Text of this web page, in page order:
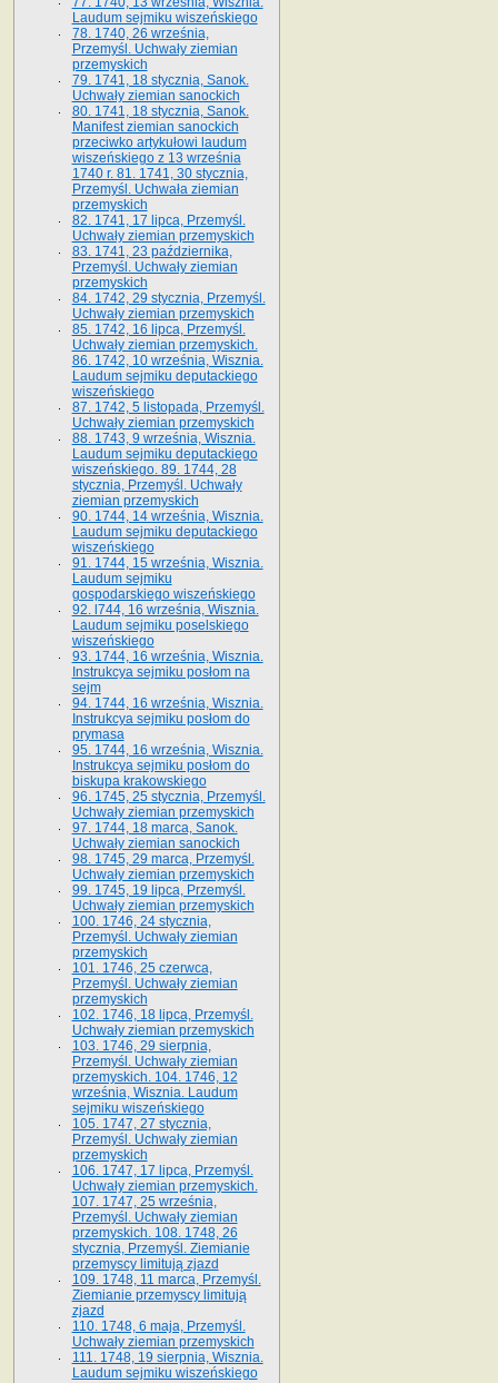
Laudum sejmiku wiszeńskiego
78. 1740, 26 września,
Przemyśl. Uchwały ziemian
przemyskich
79. 1741, 18 stycznia, Sanok.
Uchwały ziemian sanockich
80. 1741, 18 stycznia, Sanok.
Manifest ziemian sanockich
przeciwko artykułowi laudum
wiszeńskiego z 13 wrze­śnia
1740 r. 81. 1741, 30 stycznia,
Przemyśl. Uchwała ziemian
przemyskich
82. 1741, 17 lipca, Przemyśl.
Uchwały ziemian przemyskich
83. 1741, 23 października,
Przemyśl. Uchwały ziemian
przemyskich
84. 1742, 29 stycznia, Przemyśl.
Uchwały ziemian przemyskich
85. 1742, 16 lipca, Przemyśl.
Uchwały ziemian przemyskich.
86. 1742, 10 września, Wisznia.
Laudum sejmiku deputackiego
wiszeńskiego
87. 1742, 5 listopada, Przemyśl.
Uchwały ziemian przemyskich
88. 1743, 9 września, Wisznia.
Laudum sejmiku deputackiego
wiszeńskiego. 89. 1744, 28
stycznia, Przemyśl. Uchwały
ziemian przemyskich
90. 1744, 14 września, Wisznia.
Laudum sejmiku deputackiego
wiszeńskiego
91. 1744, 15 września, Wisznia.
Laudum sejmiku
gospodarskiego wiszeńskiego
92. l744, 16 września, Wisznia.
Laudum sejmiku poselskiego
wiszeńskiego
93. 1744, 16 września, Wisznia.
Instrukcya sejmiku posłom na
sejm
94. 1744, 16 września, Wisznia.
Instrukcya sejmiku posłom do
prymasa
95. 1744, 16 września, Wisznia.
Instrukcya sejmiku posłom do
biskupa krakowskiego
96. 1745, 25 stycznia, Przemyśl.
Uchwały ziemian przemyskich
97. 1744, 18 marca, Sanok.
Uchwały ziemian sanockich
98. 1745, 29 marca, Przemyśl.
Uchwały ziemian przemyskich
99. 1745, 19 lipca, Przemyśl.
Uchwały ziemian przemyskich
100. 1746, 24 stycznia,
Przemyśl. Uchwały ziemian
przemyskich
101. 1746, 25 czerwca,
Przemyśl. Uchwały ziemian
przemyskich
102. 1746, 18 lipca, Przemyśl.
Uchwały ziemian przemyskich
103. 1746, 29 sierpnia,
Przemyśl. Uchwały ziemian
przemyskich. 104. 1746, 12
września, Wisznia. Laudum
sejmiku wiszeńskiego
105. 1747, 27 stycznia,
Przemyśl. Uchwały ziemian
przemyskich
106. 1747, 17 lipca, Przemyśl.
Uchwały ziemian przemyskich.
107. 1747, 25 września,
Przemyśl. Uchwały ziemian
przemyskich. 108. 1748, 26
stycznia, Przemyśl. Ziemianie
przemyscy limitują zjazd
109. 1748, 11 marca, Przemyśl.
Ziemianie przemyscy limitują
zjazd
110. 1748, 6 maja, Przemyśl.
Uchwały ziemian przemyskich
111. 1748, 19 sierpnia, Wisznia.
Laudum sejmiku wiszeńskiego